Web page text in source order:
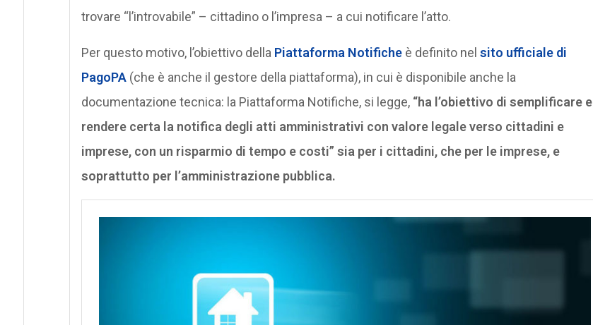
trovare “l’introvabile” – cittadino o l’impresa – a cui notificare l’atto.
Per questo motivo, l’obiettivo della Piattaforma Notificheè definito nel sito ufficiale di
PagoPA(che è anche il gestore della piattaforma), in cui è disponibile anche la
documentazione tecnica: la Piattaforma Notifiche, si legge, “ha l’obiettivo di semplificare e
rendere certa la notifica degli atti amministrativi con valore legale verso cittadini e
imprese, con un risparmio di tempo e costi” sia per i cittadini, che per le imprese, e
soprattutto per l’amministrazione pubblica.
C